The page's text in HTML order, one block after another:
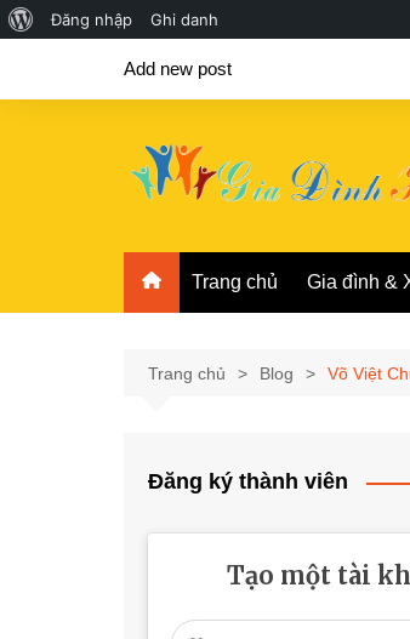
Giới
về
Đăng nhập Ghi danh
Add new post
Trang chủ Gia đình &
Trang chủ Blog Võ Việt
Đăng ký thành viên
Tạo một tài